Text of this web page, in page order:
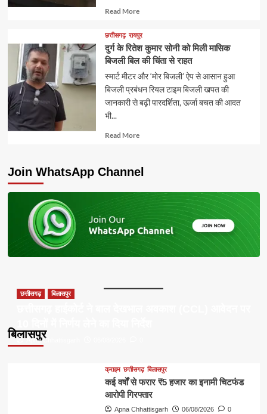
Read MoreRead
about
छत्तीसगढ़ रायपुर
दुर्ग के रितेश कुमार सोनी को मिली मासिक
बिजली बिल की चिंता से राहत
स्मार्ट मीटर और ‘मोर बिजली’ ऐप से आसान हुआ
बिजली प्रबंधन रियल टाइम बिजली खपत की
जानकारी से बढ़ी पारदर्शिता, ऊर्जा बचत की आदत
भी...
Read MoreRead
Join WhatsApp Channel
बिलासपुर
छत्तीसगढ़ बिलासपुर
Apna Chhattisgarh
क्राइम छत्तीसगढ़ बिलासपुर
कई वर्षों से फरार ₹5 हजार का इनामी चिटफंड
आरोपी गिरफ्तार
Apna Chhattisgarh 06/08/2026 0